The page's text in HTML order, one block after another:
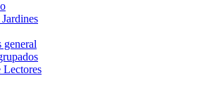
general
Lectores